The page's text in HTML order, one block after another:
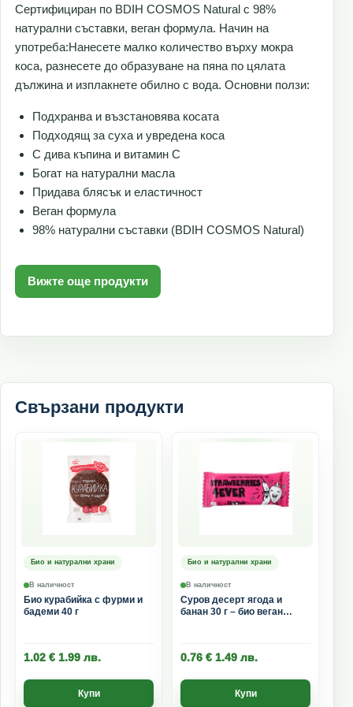
Сертифициран по BDIH COSMOS Natural с 98%
натурални съставки, веган формула. Начин на
употреба:Нанесете малко количество върху мокра
коса, разнесете до образуване на пяна по цялата
дължина и изплакнете обилно с вода. Основни ползи:
Подхранва и възстановява косата
Подходящ за суха и увредена коса
С дива къпина и витамин С
Богат на натурални масла
Придава блясък и еластичност
Веган формула
98% натурални съставки (BDIH COSMOS Natural)
Вижте още продукти
Свързани продукти
Био и натурални храни
В наличност
Био курабийка с фурми и
бадеми 40 г
1.02 € 1.99 лв.
Купи
Био и натурални храни
В наличност
Суров десерт ягода и
банан 30 г – био веган
0.76 € 1.49 лв.
Купи